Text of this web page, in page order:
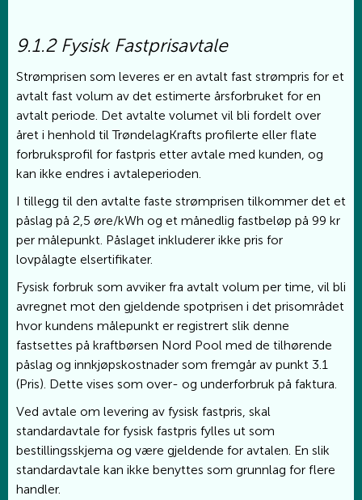
9.1.2 Fysisk Fastprisavtale
Strømprisen som leveres er en avtalt fast strømpris for et
avtalt fast volum av det estimerte årsforbruket for en
avtalt periode. Det avtalte volumet vil bli fordelt over
året i henhold til TrøndelagKrafts profilerte eller flate
forbruksprofil for fastpris etter avtale med kunden, og
kan ikke endres i avtaleperioden.
I tillegg til den avtalte faste strømprisen tilkommer det et
påslag på 2,5 øre/kWh og et månedlig fastbeløp på 99 kr
per målepunkt. Påslaget inkluderer ikke pris for
lovpålagte elsertifikater.
Fysisk forbruk som avviker fra avtalt volum per time, vil bli
avregnet mot den gjeldende spotprisen i det prisområdet
hvor kundens målepunkt er registrert slik denne
fastsettes på kraftbørsen Nord Pool med de tilhørende
påslag og innkjøpskostnader som fremgår av punkt 3.1
(Pris). Dette vises som over- og underforbruk på faktura.
Ved avtale om levering av fysisk fastpris, skal
standardavtale for fysisk fastpris fylles ut som
bestillingsskjema og være gjeldende for avtalen. En slik
standardavtale kan ikke benyttes som grunnlag for flere
handler.